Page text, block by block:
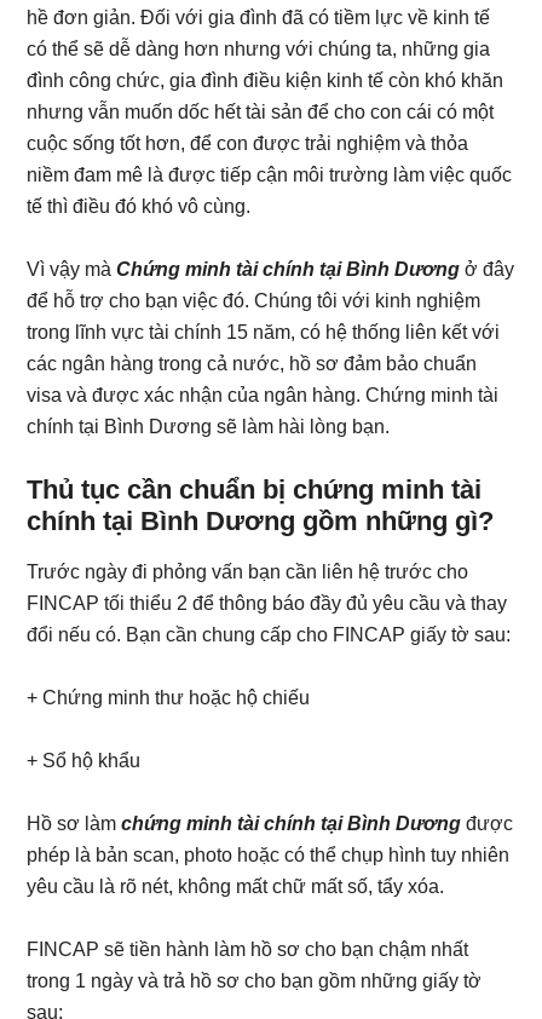
hề đơn giản. Đối với gia đình đã có tiềm lực về kinh tế
có thể sẽ dễ dàng hơn nhưng với chúng ta, những gia
đình công chức, gia đình điều kiện kinh tế còn khó khăn
nhưng vẫn muốn dốc hết tài sản để cho con cái có một
cuộc sống tốt hơn, để con được trải nghiệm và thỏa
niềm đam mê là được tiếp cận môi trường làm việc quốc
tế thì điều đó khó vô cùng.
Vì vậy màChứng minh tài chính tại Bình Dương ở đây
để hỗ trợ cho bạn việc đó. Chúng tôi với kinh nghiệm
trong lĩnh vực tài chính 15 năm, có hệ thống liên kết với
các ngân hàng trong cả nước, hồ sơ đảm bảo chuẩn
visa và được xác nhận của ngân hàng. Chứng minh tài
chính tại Bình Dương sẽ làm hài lòng bạn.
Thủ tục cần chuẩn bị chứng minh tài
chính tại Bình Dương gồm những gì?
Trước ngày đi phỏng vấn bạn cần liên hệ trước cho
FINCAP tối thiểu 2 để thông báo đầy đủ yêu cầu và thay
đổi nếu có. Bạn cần chung cấp cho FINCAP giấy tờ sau:
+ Chứng minh thư hoặc hộ chiếu
+ Sổ hộ khẩu
Hồ sơ làmchứng minh tài chính tại Bình Dương được
phép là bản scan, photo hoặc có thể chụp hình tuy nhiên
yêu cầu là rõ nét, không mất chữ mất số, tẩy xóa.
FINCAP sẽ tiền hành làm hồ sơ cho bạn chậm nhất
trong 1 ngày và trả hồ sơ cho bạn gồm những giấy tờ
sau: